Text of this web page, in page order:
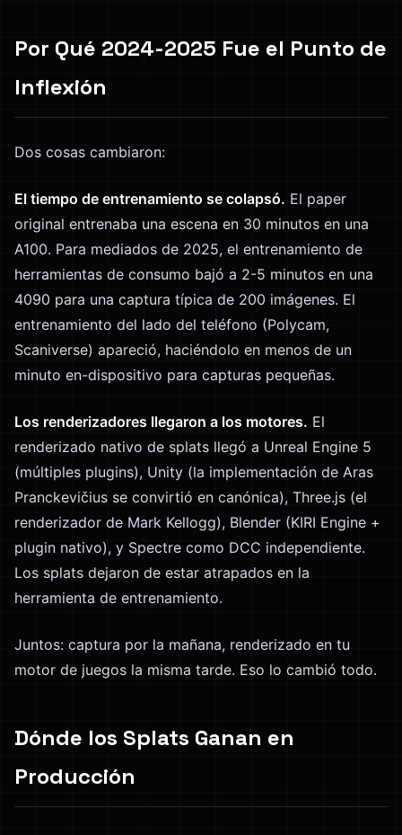
Por Qué 2024-2025 Fue el Punto de
Inflexión
Dos cosas cambiaron:
El tiempo de entrenamiento se colapsó. El paper
original entrenaba una escena en 30 minutos en una
A100. Para mediados de 2025, el entrenamiento de
herramientas de consumo bajó a 2-5 minutos en una
4090 para una captura típica de 200 imágenes. El
entrenamiento del lado del teléfono (Polycam,
Scaniverse) apareció, haciéndolo en menos de un
minuto en-dispositivo para capturas pequeñas.
Los renderizadores llegaron a los motores. El
renderizado nativo de splats llegó a Unreal Engine 5
(múltiples plugins), Unity (la implementación de Aras
Pranckevičius se convirtió en canónica), Three.js (el
renderizador de Mark Kellogg), Blender (KIRI Engine +
plugin nativo), y Spectre como DCC independiente.
Los splats dejaron de estar atrapados en la
herramienta de entrenamiento.
Juntos: captura por la mañana, renderizado en tu
motor de juegos la misma tarde. Eso lo cambió todo.
Dónde los Splats Ganan en
Producción